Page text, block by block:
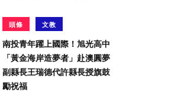
頭條 文教
南投青年躍上國際！旭光高中
「黃金海岸造夢者」赴澳圓夢
副縣長王瑞德代許縣長授旗鼓
勵祝福